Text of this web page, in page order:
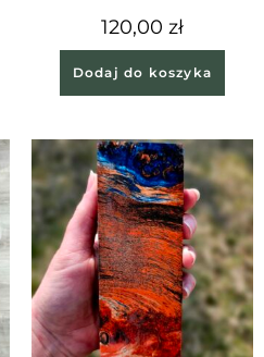
120,00 zł
Dodaj do koszyka